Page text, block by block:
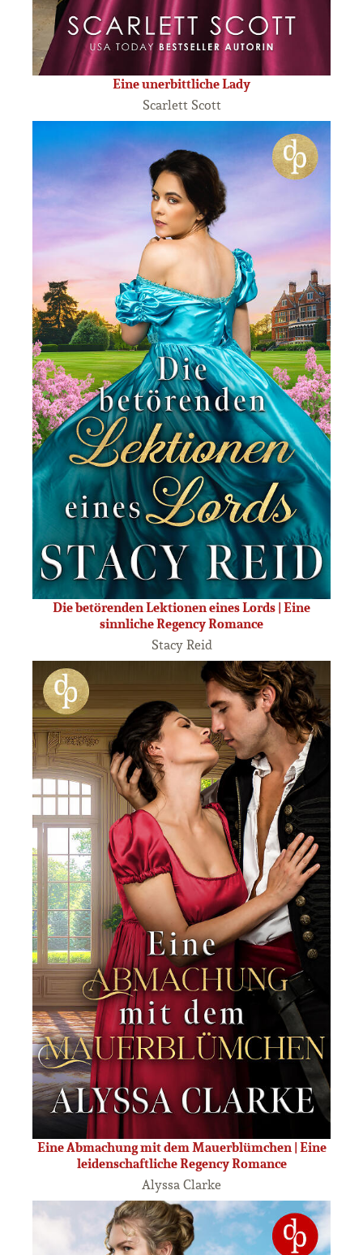
Eine unerbittliche Lady
Scarlett Scott
Die betörenden Lektionen eines Lords | Eine
sinnliche Regency Romance
Stacy Reid
Eine Abmachung mit dem Mauerblümchen | Eine
leidenschaftliche Regency Romance
Alyssa Clarke